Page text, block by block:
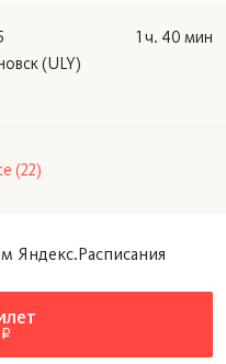
(ULY)
1 ч. 40 мин
(22)
Яндекс.Расписания
₽